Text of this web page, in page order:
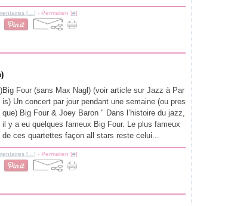
[… ] - Permalien [#]
Big Four (sans Max Nagl) (voir article sur Jazz à Par
is) Un concert par jour pendant une semaine (ou pres
que) Big Four & Joey Baron " Dans l’histoire du jazz,
il y a eu quelques fameux Big Four. Le plus fameux
de ces quartettes façon all stars reste celui...
[… ] - Permalien [#]